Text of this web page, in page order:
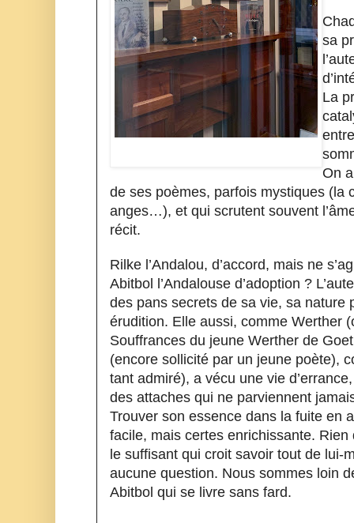
sa
La
On
de ses poèmes, parfois mystiques (la
anges…), et qui scrutent souvent
récit.
Rilke l’Andalou, d’accord, mais ne
Abitbol l’Andalouse d’adoption ?
des pans secrets de sa vie, sa nature
érudition. Elle aussi, comme Werther
Souffrances du jeune Werther de
(encore sollicité par un jeune poète),
tant admiré), a vécu une vie
des attaches qui ne parviennent
Trouver son essence dans la fuite en
facile, mais certes enrichissante.
le suffisant qui croit savoir tout de lui-
aucune question. Nous sommes loin
Abitbol qui se livre sans fard.